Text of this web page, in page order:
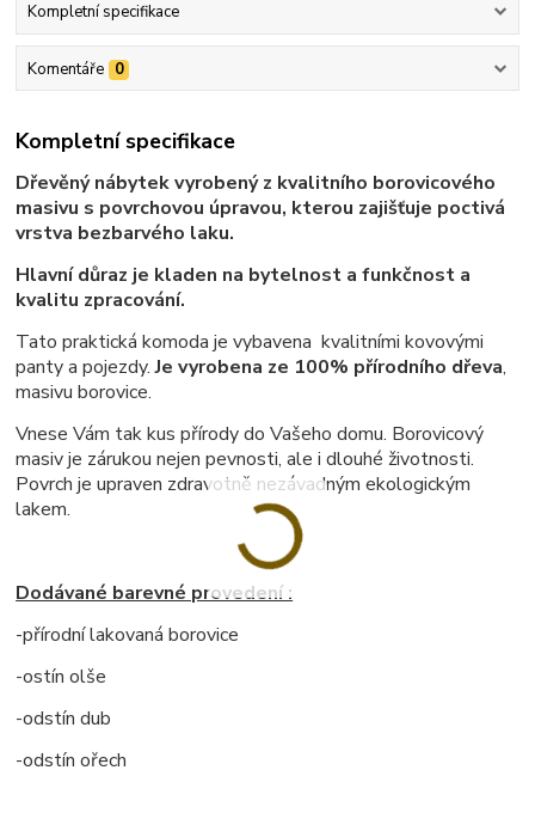
Kompletní specifikace
Komentáře 0
Kompletní specifikace
Dřevěný nábytek vyrobený z kvalitního borovicového
masivu s povrchovou úpravou, kterou zajišťuje poctivá
vrstva bezbarvého laku.
Hlavní důraz je kladen na bytelnost a funkčnost a
kvalitu zpracování.
Tato praktická komoda je vybavena kvalitními kovovými
panty a pojezdy.Je vyrobena ze 100% přírodního dřeva,
masivu borovice.
Vnese Vám tak kus přírody do Vašeho domu. Borovicový
masiv je zárukou nejen pevnosti, ale i dlouhé životnosti.
Povrch je upraven zdravotně nezávadným ekologickým
lakem.
Dodávané barevné provedení :
-přírodní lakovaná borovice
-ostín olše
-odstín dub
-odstín ořech